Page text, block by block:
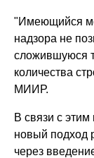
"Имеющийся
надзора не
сложившуюся
количества
МИИР.
В связи с
новый подход
через